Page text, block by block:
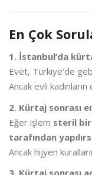
En Çok
1. İstanbul’da
Evet, Türkiye’de
Ancak evli kadınların
2. Kürtaj sonrası
Eğer işlem steril
tarafından
Ancak hijyen